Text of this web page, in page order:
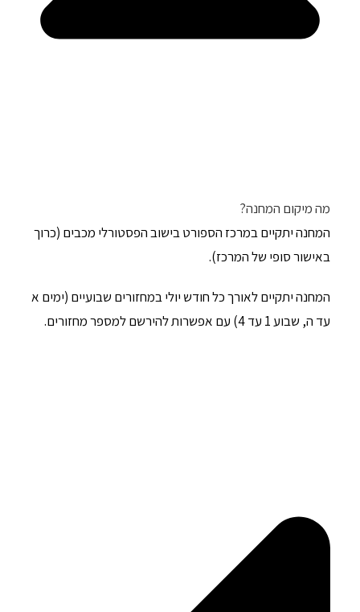
מה מיקום המחנה?
המחנה יתקיים במרכז הספורט בישוב הפסטורלי מכבים (כרוך
באישור סופי של המרכז).
המחנה יתקיים לאורך כל חודש יולי במחזורים שבועיים (ימים א
עד ה, שבוע 1 עד 4) עם אפשרות להירשם למספר מחזורים.